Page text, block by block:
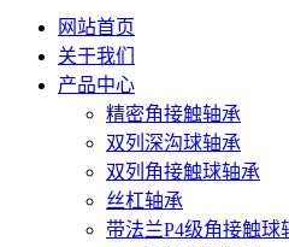
网站首页
关于我们
产品中心
精密角接触轴承
双列深沟球轴承
双列角接触球轴承
丝杠轴承
带法兰P4级角接触球